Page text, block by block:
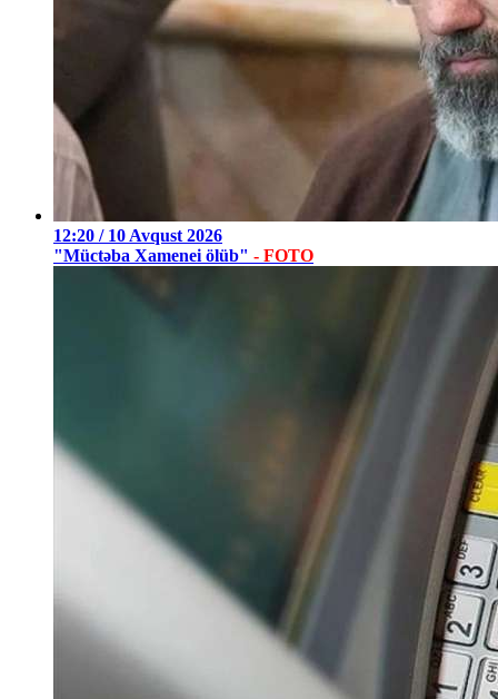
12:20 / 10 Avqust 2026
"Müctəba Xamenei ölüb" - FOTO